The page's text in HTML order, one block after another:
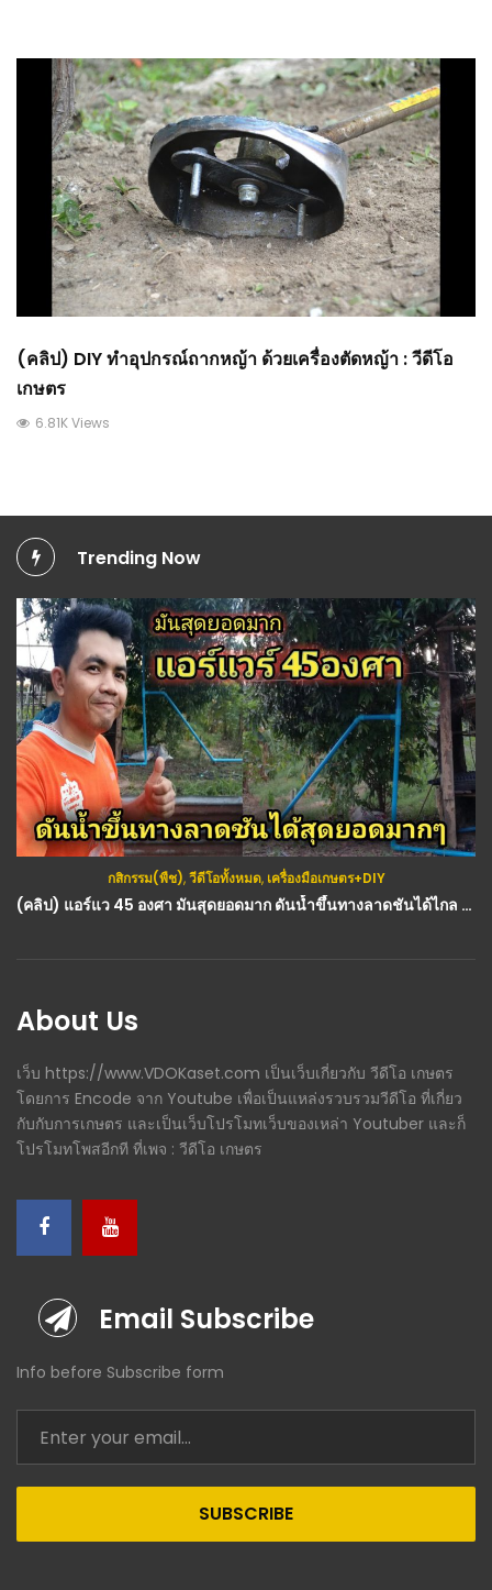
(คลิป) DIY ทำอุปกรณ์ถากหญ้า ด้วยเครื่องตัดหญ้า : วีดีโอ
เกษตร
6.81K Views
Trending Now
กสิกรรม(พืช),วีดีโอทั้งหมด, เครื่องมือเกษตร+DIY
(คลิป) แอร์แว 45 องศา มันสุดยอดมาก ดันน้ำขึ้นทางลาดชันได้ไกล ส่งน้ำได้เยอะ : วีดีโอ เกษตร
About Us
เว็บ https://www.VDOKaset.com เป็นเว็บเกี่ยวกับ วีดีโอ เกษตร
โดยการ Encode จาก Youtube เพื่อเป็นแหล่งรวบรวมวีดีโอ ที่เกี่ยว
กับกับการเกษตร และเป็นเว็บโปรโมทเว็บของเหล่า Youtuber และก็
โปรโมทโพสอีกที ที่เพจ : วีดีโอ เกษตร
Email Subscribe
Info before Subscribe form
SUBSCRIBE